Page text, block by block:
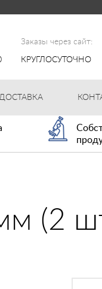
Заказы через сайт:
КРУГЛОСУТОЧНО
(2